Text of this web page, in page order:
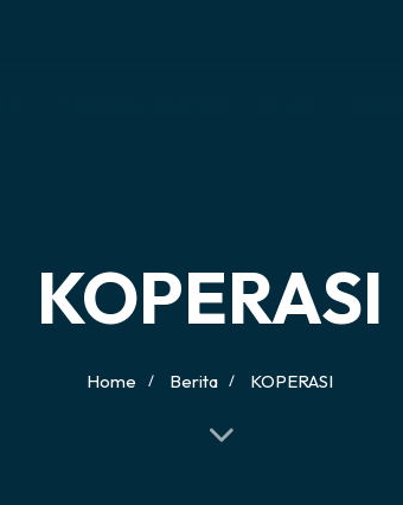
KOPERASI
Home Berita KOPERASI